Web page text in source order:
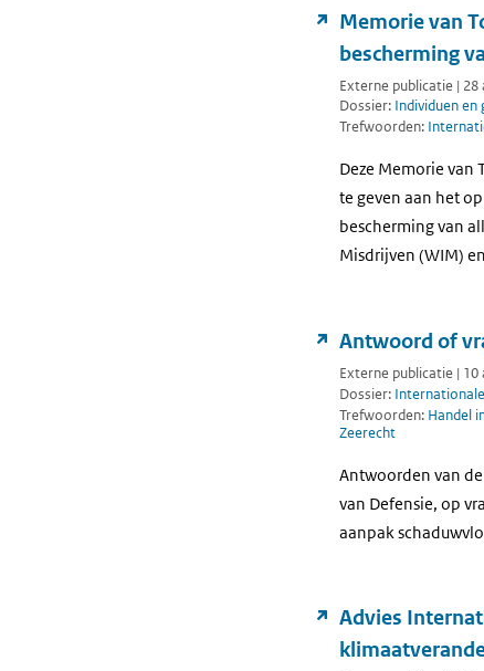
Memorie van
bescherming
Externe publicatie | 28
Dossier: Individuen en
Trefwoorden:
Deze Memorie
te geven aan het
bescherming van
Misdrijven (WIM)
Antwoord of
Externe publicatie | 10
Dossier:
Trefwoorden: Handel
Zeerecht
Antwoorden van
van Defensie, op
aanpak
Advies